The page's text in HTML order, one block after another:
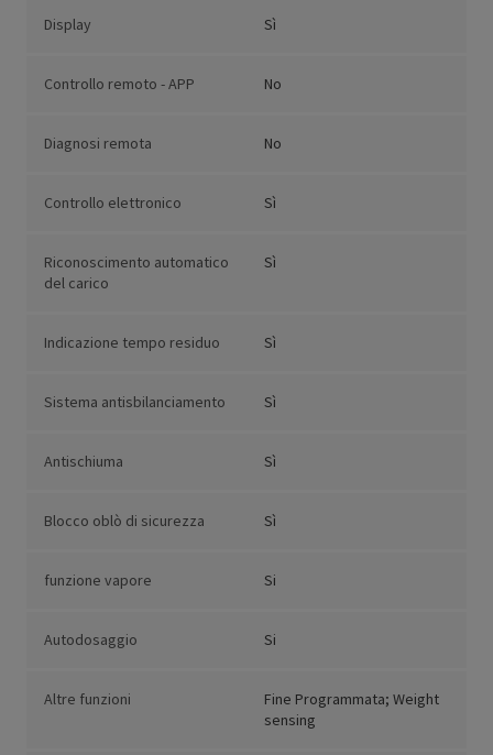
Display Sì
Controllo remoto - APP No
Diagnosi remota No
Controllo elettronico Sì
Riconoscimento automatico
del carico
Sì
Indicazione tempo residuo Sì
Sistema antisbilanciamento Sì
Antischiuma Sì
Blocco oblò di sicurezza Sì
funzione vapore Si
Autodosaggio Si
Altre funzioni
Fine Programmata; Weight
sensing